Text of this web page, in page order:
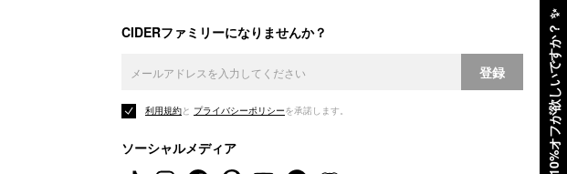
10%オフが欲しいですか？
✨
CIDERファミリーになりませんか？
登録
利用規約と プライバシーポリシーを承諾します。
ソーシャルメディア